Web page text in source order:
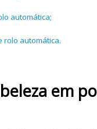
automática;
rolo automática.
em